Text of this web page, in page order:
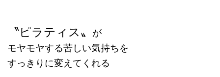
〝ピラティス〟 が
モヤモヤする苦しい気持ちを
すっきりに変えてくれる